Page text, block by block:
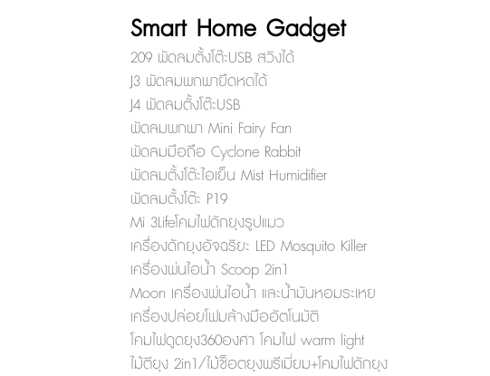
Smart Home Gadget
209 พัดลมตั้งโต๊ะUSB สวิงได้
J3 พัดลมพกพายืดหดได้
J4 พัดลมตั้งโต๊ะUSB
พัดลมพกพา Mini Fairy Fan
พัดลมมือถือ Cyclone Rabbit
พัดลมตั้งโต๊ะไอเย็น Mist Humidifier
พัดลมตั้งโต๊ะ P19
Mi 3Lifeโคมไฟดักยุงรูปแมว
เครื่องดักยุงอัจฉริยะ LED Mosquito Killer
เครื่องพ่นไอน้ำ Scoop 2in1
Moon เครื่องพ่นไอน้ำ และน้ำมันหอมระเหย
เครื่องปล่อยโฟมล้างมืออัตโนมัติ
โคมไฟดูดยุง360องศา โคมไฟ warm light
ไม้ตียุง 2in1/ไม้ช็อตยุงพรีเมี่ยม+โคมไฟดักยุง